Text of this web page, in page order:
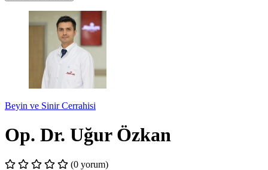
Beyin ve Sinir Cerrahisi
Op. Dr. Uğur Özkan
(0 yorum)